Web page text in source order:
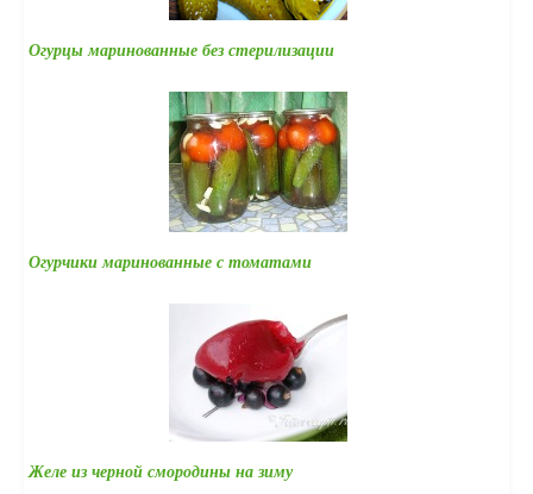
Огурцы маринованные без стерилизации
Огурчики маринованные с томатами
Желе из черной смородины на зиму